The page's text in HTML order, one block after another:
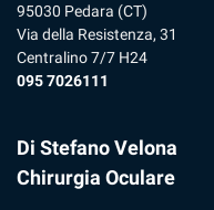
95030 Pedara (CT)
Via della Resistenza, 31
Centralino 7/7 H24
095 7026111
Di Stefano Velona
Chirurgia Oculare